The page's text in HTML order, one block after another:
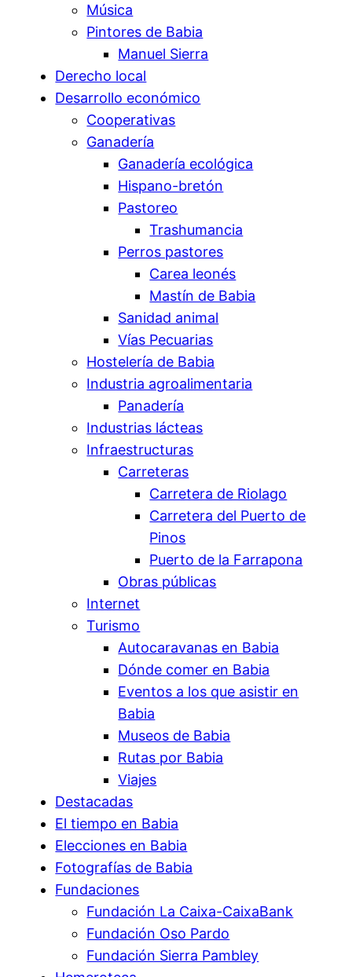
Música
Pintores de Babia
Manuel Sierra
Derecho local
Desarrollo económico
Cooperativas
Ganadería
Ganadería ecológica
Hispano-bretón
Pastoreo
Trashumancia
Perros pastores
Carea leonés
Mastín de Babia
Sanidad animal
Vías Pecuarias
Hostelería de Babia
Industria agroalimentaria
Panadería
Industrias lácteas
Infraestructuras
Carreteras
Carretera de Riolago
Carretera del Puerto de
Pinos
Puerto de la Farrapona
Obras públicas
Internet
Turismo
Autocaravanas en Babia
Dónde comer en Babia
Eventos a los que asistir en
Babia
Museos de Babia
Rutas por Babia
Viajes
Destacadas
El tiempo en Babia
Elecciones en Babia
Fotografías de Babia
Fundaciones
Fundación La Caixa-CaixaBank
Fundación Oso Pardo
Fundación Sierra Pambley